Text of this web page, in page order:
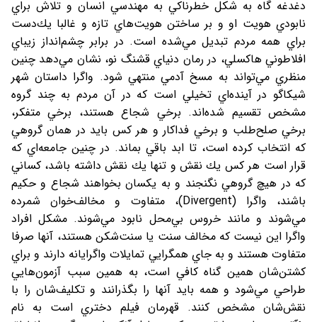
دغدغه گاه به شكل خطرناكي به مهندسي انسان و تلاش براي
نابودي هويت او و بر ساختن هويت‌هاي تازه و غالبا يك‌دست
براي همه مردم تبديل مي‌شده است. در برابر چشم‌انداز زيباي
افلاطوني هاكسلي، در رمان دنياي قشنگ نو، نشان مي‌دهد چنين
منظري مي‌تواند به مسخ آدمي منتهي شود. واگرا داستان شهر
شيكاگو در آينده‌اي تخيلي است كه در آن مردم به چند گروه
مشخص تقسيم شده‌اند. برخي شجاع هستند، برخي متفكر،
برخي صلح‌طلب و برخي فداكار و هر كس بايد در همان گروهي
كه انتخاب كرده است، تا ابد باقي بماند. در چنين جامعه‌اي كه
قرار است هر كس يك نقش و تنها يك نقش داشته باشد، كساني
كه در هيچ گروهي نگنجند و به يكسان بخواهند شجاع و حكيم
باشند، واگرا (Divergent)، متفاوت و مخالف‌خوان شمرده
مي‌شوند و مانند خروس بي‌محل نابود مي‌شوند. مشكل افراد
واگرا اين نيست كه مخالف سنت يا سنت‌شكن هستند، آنها صرفا
متفاوت هستند و به جاي همگرايي تمايلات واگرايانه دارند و براي
كشتن‌شان همين گناه كافي است، به همين سبب آزمون‌هايي
طراحي مي‌شود و همه بايد آنها را بگذرانند و تكليف‌شان را با
نقش‌شان مشخص كنند. قهرمان فيلم دختري است به نام